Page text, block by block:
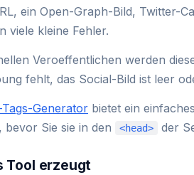
ein Open-Graph-Bild, Twitter-
viele kleine Fehler.
Veroeffentlichen werden
fehlt, das Social-Bild ist leer
Generator bietet ein
bevor Sie sie in den
<head> der
Tool erzeugt